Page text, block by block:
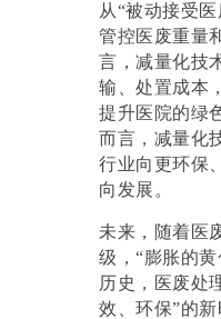
从“被动接受
管控医废重量
言，减量化技
输、处置成本
提升医院的绿
而言，减量化
行业向更环保
向发展。
未来，随着医
级， “膨胀的
历史，医废处
效、环保”的